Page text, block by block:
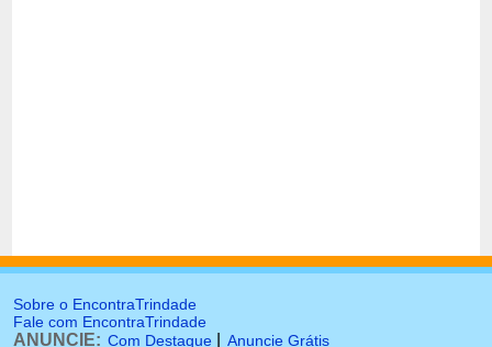
Sobre o EncontraTrindade
Fale com EncontraTrindade
ANUNCIE: Com Destaque Anuncie Grátis